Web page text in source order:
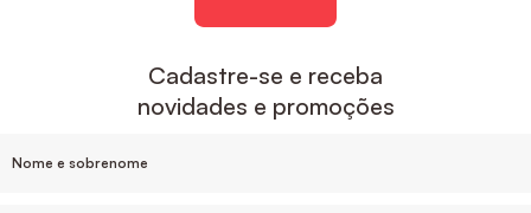
Cadastre-se e receba
novidades e promoções